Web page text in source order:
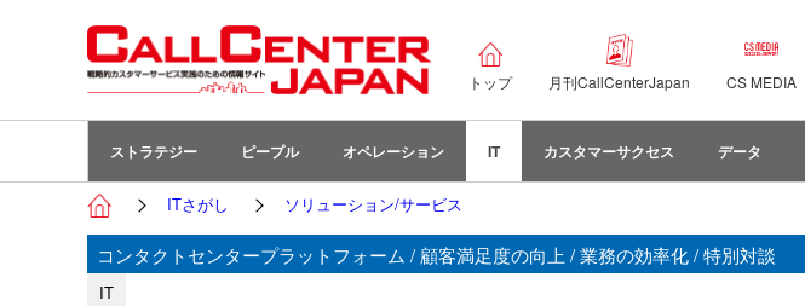
トップ 月刊CallCenterJapan CS MEDIA
ストラテジー ピープル オペレーション IT カスタマーサクセス データ
ITさがし ソリューション/サービス
コンタクトセンタープラットフォーム / 顧客満足度の向上 / 業務の効率化 / 特別対談
IT